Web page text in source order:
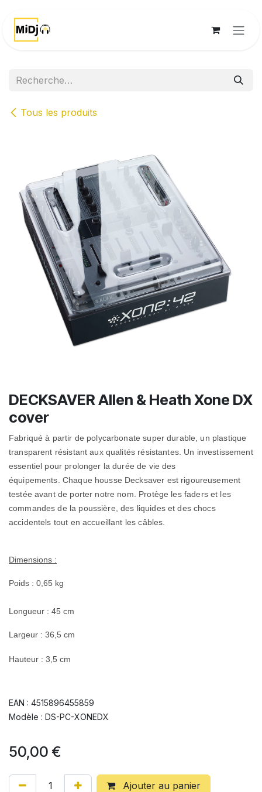
Tous les produits
DECKSAVER Allen & Heath Xone DX
cover
Fabriqué à partir de polycarbonate super durable, un plastique
transparent résistant aux qualités résistantes. Un investissement
essentiel pour prolonger la durée de vie des
équipements. Chaque housse Decksaver est rigoureusement
testée avant de porter notre nom. Protège les faders et les
commandes de la poussière, des liquides et des chocs
accidentels tout en accueillant les câbles.
Dimensions :
Poids : 0,65 kg
Longueur : 45 cm
Largeur : 36,5 cm
Hauteur : 3,5 cm
EAN : 4515896455859
Modèle : DS-PC-XONEDX
50,00 €
Ajouter au panier